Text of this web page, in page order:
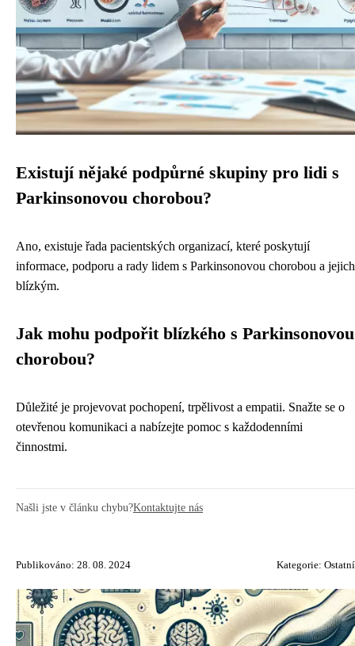
Existují nějaké podpůrné skupiny pro lidi s
Parkinsonovou chorobou?
Ano, existuje řada pacientských organizací, které poskytují
informace, podporu a rady lidem s Parkinsonovou chorobou a jejich
blízkým.
Jak mohu podpořit blízkého s Parkinsonovou
chorobou?
Důležité je projevovat pochopení, trpělivost a empatii. Snažte se o
otevřenou komunikaci a nabízejte pomoc s každodenními
činnostmi.
Našli jste v článku chybu?Kontaktujte nás
Publikováno: 28. 08. 2024 Kategorie: Ostatní